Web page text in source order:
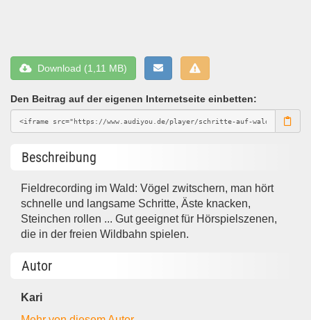
Download (1,11 MB)
Den Beitrag auf der eigenen Internetseite einbetten:
Beschreibung
Fieldrecording im Wald: Vögel zwitschern, man hört
schnelle und langsame Schritte, Äste knacken,
Steinchen rollen ... Gut geeignet für Hörspielszenen,
die in der freien Wildbahn spielen.
Autor
Kari